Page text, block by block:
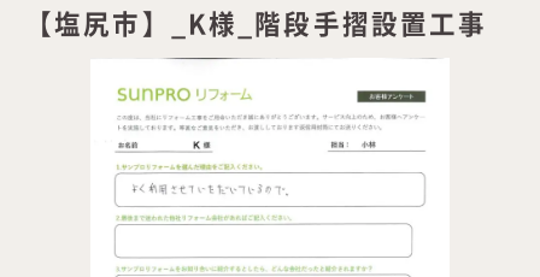
【塩尻市】_K様_階段手摺設置工事